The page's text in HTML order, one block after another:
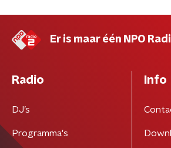
Er is maar één NPO
Radio
DJ’s
Programma's
Info